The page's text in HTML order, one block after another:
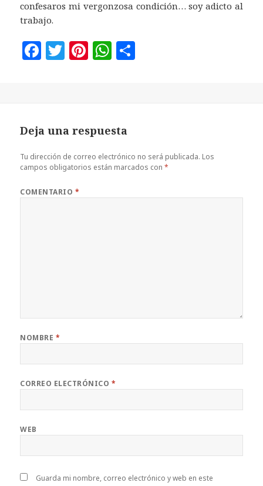
confesaros mi vergonzosa condición… soy adicto al
trabajo.
F
b
o
T
r
Pi
es
t
W
A
p ir
Deja una respuesta
Tu dirección de correo electrónico no será publicada. Los
campos obligatorios están marcados con*
COMENTARIO *
NOMBRE *
CORREO ELECTRÓNICO *
WEB
Guarda mi nombre, correo electrónico y web en este